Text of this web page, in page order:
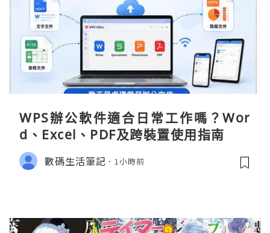
WPS辦公軟件適合日常工作嗎？Wor
d、Excel、PDF及跨裝置使用指南
數碼生活筆記 1小時前